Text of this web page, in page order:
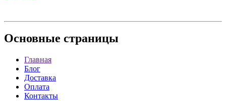
Основные страницы
Главная
Блог
Доставка
Оплата
Контакты